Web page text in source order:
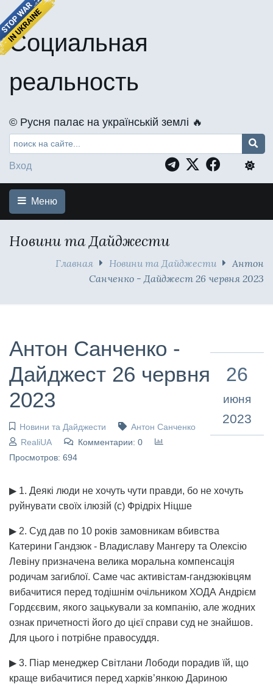
Социальная
реальность
©️ Русня палає на українській землі 🔥
Вход
Меню
Новини та Дайджести
Главная Новини та Дайджести
Антон
Санченко - Дайджест 26 червня 2023
Антон Санченко -
Дайджест 26 червня
2023
Новини та Дайджести
Антон Санченко
RealiUA
Комментарии: 0
Просмотров: 694
26
июня
2023
▶ 1. Деякі люди не хочуть чути правди, бо не хочуть
руйнувати своїх ілюзій (с) Фрідріх Ніцше
▶ 2. Суд дав по 10 років замовникам вбивства
Катерини Гандзюк - Владиславу Мангеру та Олексію
Левіну призначена велика моральна компенсація
родичам загиблої. Саме час активістам-гандзюківцям
вибачитися перед тодішнім очільником ХОДА Андрієм
Гордєєвим, якого зацькували за компанію, але жодних
ознак причетності його до цієї справи суд не знайшов.
Для цього і потрібне правосуддя.
▶ 3. Піар менеджер Світлани Лободи порадив їй, що
краще вибачитися перед харків’янкою Дариною